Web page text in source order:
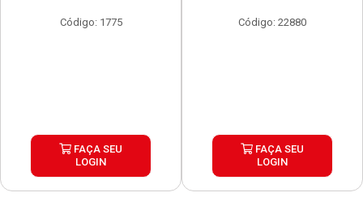
Código: 1775
FAÇA SEU
LOGIN
Código: 22880
FAÇA SEU
LOGIN